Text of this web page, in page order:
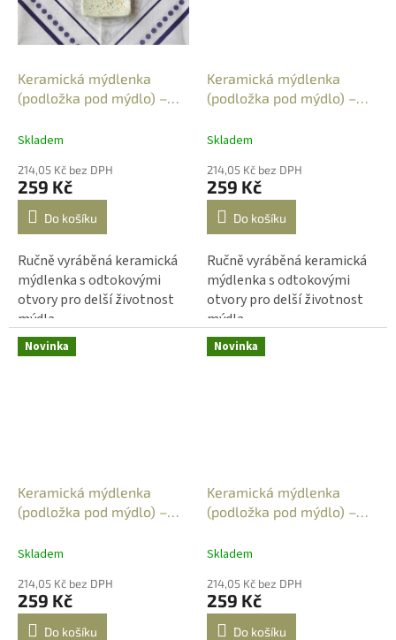
Keramická mýdlenka
(podložka pod mýdlo) –
tečky 1
Skladem
214,05 Kč bez DPH
259 Kč
Do košíku
Ručně vyráběná keramická
mýdlenka s odtokovými
otvory pro delší životnost
mýdla.
Keramická mýdlenka
(podložka pod mýdlo) –
tečky 3
Skladem
214,05 Kč bez DPH
259 Kč
Do košíku
Ručně vyráběná keramická
mýdlenka s odtokovými
otvory pro delší životnost
mýdla.
Novinka
Keramická mýdlenka
(podložka pod mýdlo) –
tečky 6
Skladem
214,05 Kč bez DPH
259 Kč
Do košíku
Novinka
Keramická mýdlenka
(podložka pod mýdlo) –
vážky 1
Skladem
214,05 Kč bez DPH
259 Kč
Do košíku